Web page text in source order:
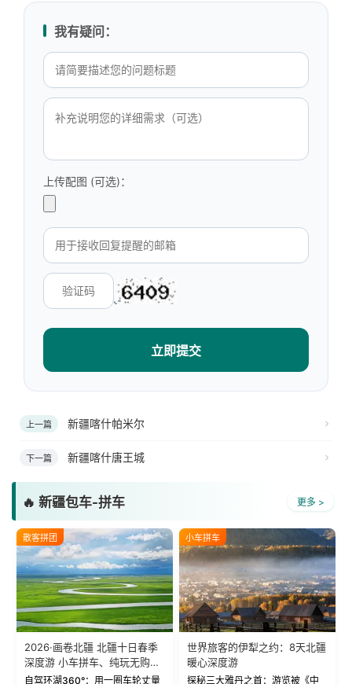
我有疑问：
上传配图 (可选)：
立即提交
上一篇 新疆喀什帕米尔
下一篇 新疆喀什唐王城
🔥 新疆包车-拼车 更多 >
散客拼团
2026·画卷北疆 北疆十日春季
深度游 小车拼车、纯玩无购
物！
自驾环湖360°：用一圈车轮丈量
小车拼车
世界旅客的伊犁之约：8天北疆
暖心深度游
探秘三大雅丹之首：游览被《中